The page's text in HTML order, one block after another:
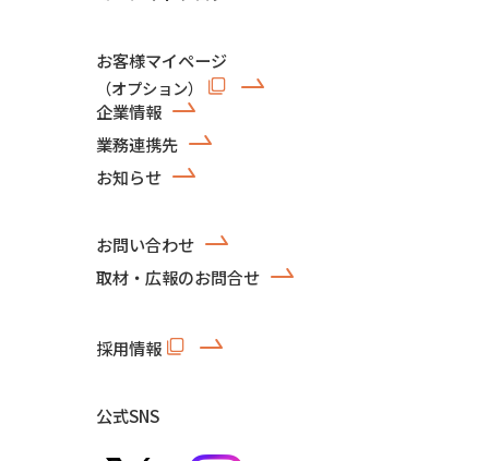
お客様マイページ
（オプション）
企業情報
業務連携先
お知らせ
お問い合わせ
取材・広報のお問合せ
採用情報
公式SNS